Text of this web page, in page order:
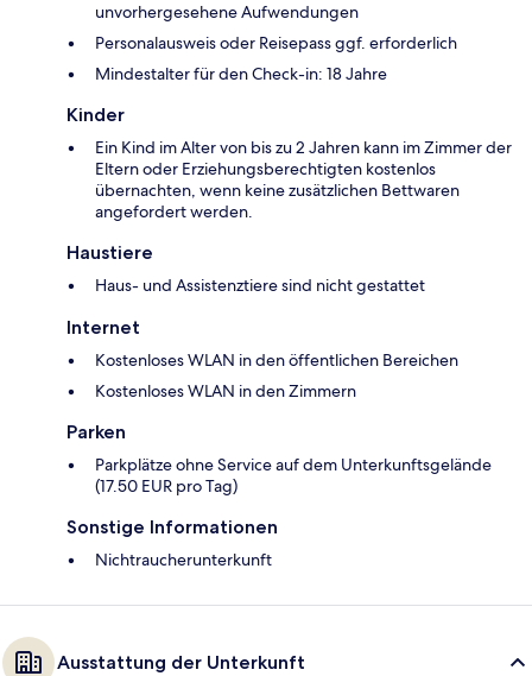
unvorhergesehene Aufwendungen
Personalausweis oder Reisepass ggf. erforderlich
Mindestalter für den Check-in: 18 Jahre
Kinder
Ein Kind im Alter von bis zu 2 Jahren kann im Zimmer der
Eltern oder Erziehungsberechtigten kostenlos
übernachten, wenn keine zusätzlichen Bettwaren
angefordert werden.
Haustiere
Haus- und Assistenztiere sind nicht gestattet
Internet
Kostenloses WLAN in den öffentlichen Bereichen
Kostenloses WLAN in den Zimmern
Parken
Parkplätze ohne Service auf dem Unterkunftsgelände
(17.50 EUR pro Tag)
Sonstige Informationen
Nichtraucherunterkunft
Ausstattung der Unterkunft